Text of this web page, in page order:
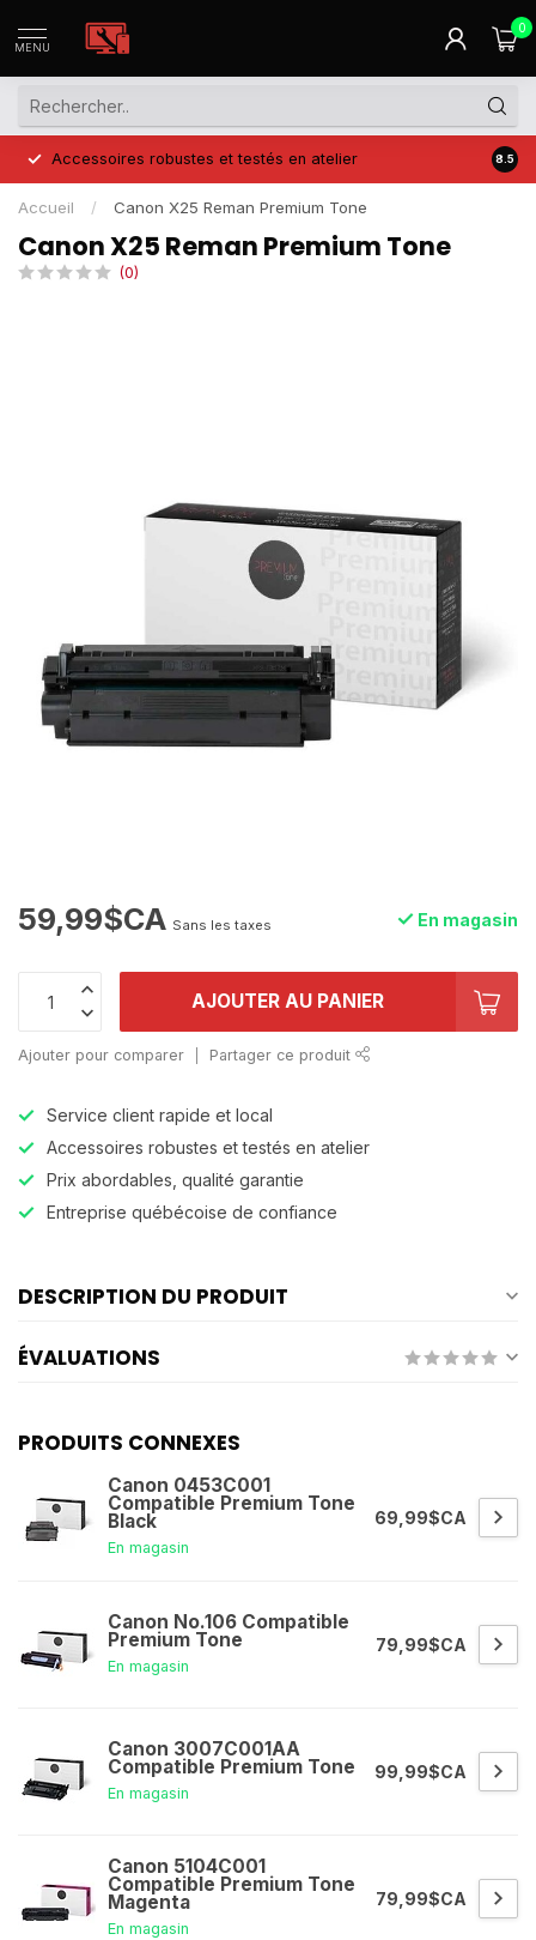
MENU
0
Accessoires robustes et testés en atelier Prix
8.5
Accueil / Canon X25 Reman Premium Tone
Canon X25 Reman Premium Tone
(0)
59,99$CA Sans les taxes En magasin
AJOUTER AU PANIER
Ajouter pour comparer Partager ce produit
Service client rapide et local
Accessoires robustes et testés en atelier
Prix abordables, qualité garantie
Entreprise québécoise de confiance
DESCRIPTION DU PRODUIT
ÉVALUATIONS
PRODUITS CONNEXES
Canon 0453C001
Compatible Premium Tone
Black
En magasin
69,99$CA
Canon No.106 Compatible
Premium Tone
En magasin
79,99$CA
Canon 3007C001AA
Compatible Premium Tone
En magasin
99,99$CA
Canon 5104C001
Compatible Premium Tone
Magenta
En magasin
79,99$CA